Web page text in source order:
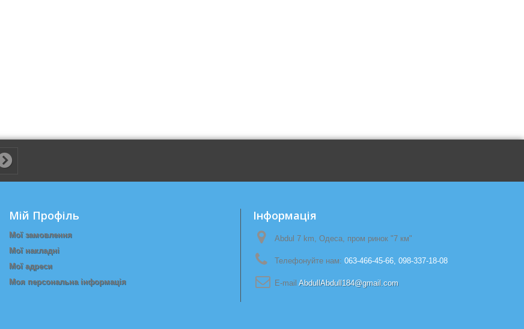
Мій Профіль
Мої замовлення
Мої накладні
Мої адреси
Моя персональна інформація
Iнформація
Abdul 7 km, Одеса, пром ринок "7 км"
Телефонуйте нам: 063-466-45-66, 098-337-18-08
E-maіl AbdullAbdull184@gmail.com